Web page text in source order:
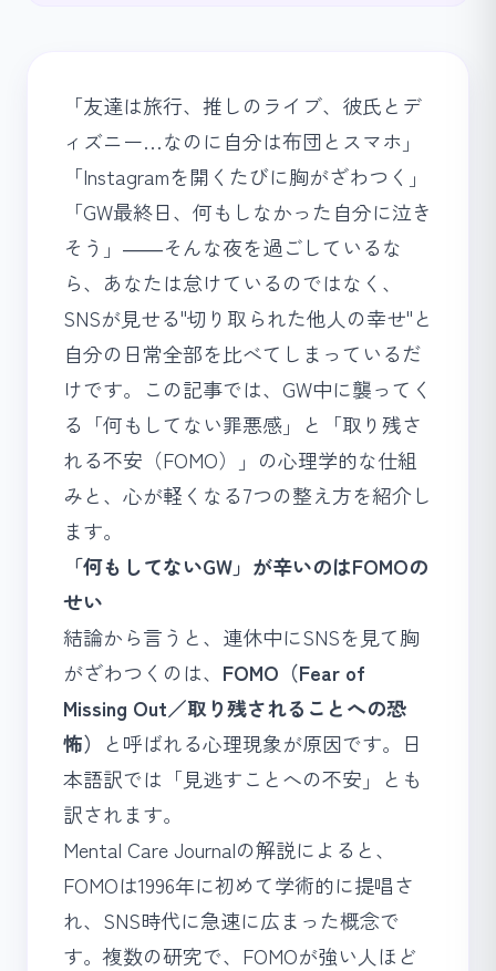
「友達は旅行、推しのライブ、彼氏とデ
ィズニー…なのに自分は布団とスマホ」
「Instagramを開くたびに胸がざわつく」
「GW最終日、何もしなかった自分に泣き
そう」――そんな夜を過ごしているな
ら、あなたは怠けているのではなく、
SNSが見せる"切り取られた他人の幸せ"と
自分の日常全部を比べてしまっているだ
けです。この記事では、GW中に襲ってく
る「何もしてない罪悪感」と「取り残さ
れる不安（FOMO）」の心理学的な仕組
みと、心が軽くなる7つの整え方を紹介し
ます。
「何もしてないGW」が辛いのはFOMOの
せい
結論から言うと、連休中にSNSを見て胸
がざわつくのは、 FOMO（Fear of
Missing Out／取り残されることへの恐
怖）
と呼ばれる心理現象が原因です。日
本語訳では「見逃すことへの不安」とも
訳されます。
Mental Care Journalの解説によると、
FOMOは1996年に初めて学術的に提唱さ
れ、SNS時代に急速に広まった概念で
す。複数の研究で、FOMOが強い人ほど